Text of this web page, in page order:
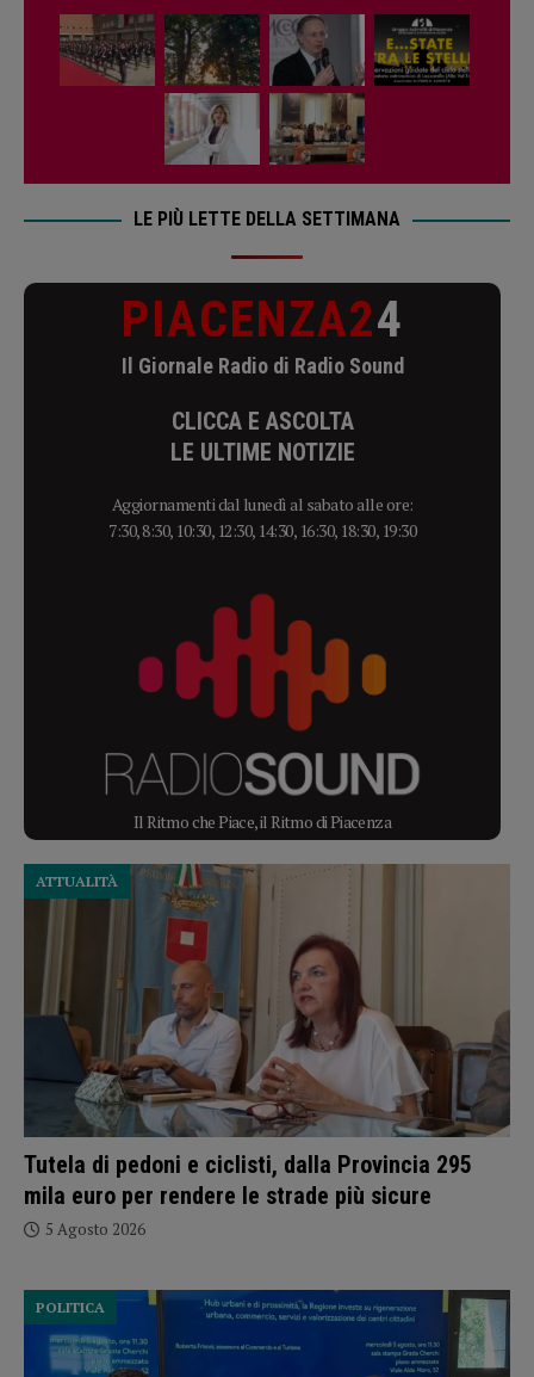
LE PIÙ LETTE DELLA SETTIMANA
PIACENZA24
Il Giornale Radio di Radio Sound
CLICCA E ASCOLTA
LE ULTIME NOTIZIE
Aggiornamenti dal lunedì al sabato alle ore:
7:30, 8:30, 10:30, 12:30, 14:30, 16:30, 18:30, 19:30
Il Ritmo che Piace, il Ritmo di Piacenza
Tutela di pedoni e ciclisti, dalla Provincia 295
mila euro per rendere le strade più sicure
ATTUALITÀ
5 Agosto 2026
POLITICA